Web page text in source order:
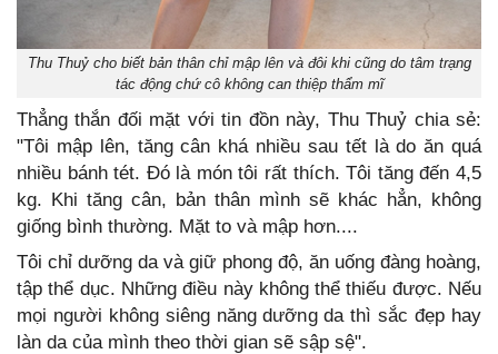
Thu Thuỷ cho biết bản thân chỉ mập lên và đôi khi cũng do tâm trạng
tác động chứ cô không can thiệp thẩm mĩ
Thẳng thắn đối mặt với tin đồn này, Thu Thuỷ chia sẻ:
"Tôi mập lên, tăng cân khá nhiều sau tết là do ăn quá
nhiều bánh tét. Đó là món tôi rất thích. Tôi tăng đến 4,5
kg. Khi tăng cân, bản thân mình sẽ khác hẳn, không
giống bình thường. Mặt to và mập hơn....
Tôi chỉ dưỡng da và giữ phong độ, ăn uống đàng hoàng,
tập thể dục. Những điều này không thể thiếu được. Nếu
mọi người không siêng năng dưỡng da thì sắc đẹp hay
làn da của mình theo thời gian sẽ sập sệ".